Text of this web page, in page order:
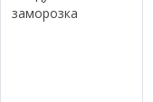
заморозка